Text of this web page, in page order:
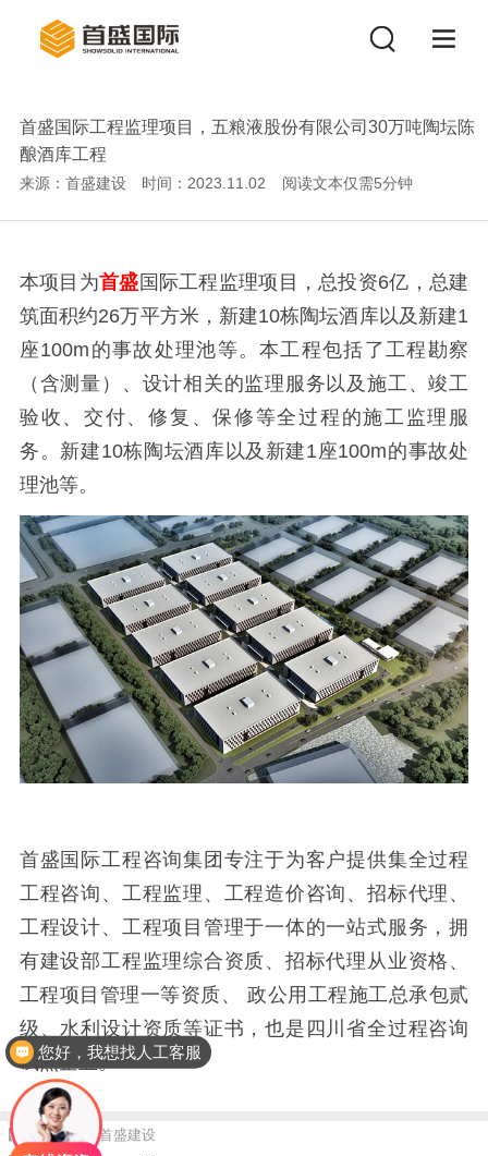
首盛国际工程监理项目，五粮液股份有限公司30万吨陶坛陈
酿酒库工程
来源：首盛建设 时间：2023.11.02 阅读文本仅需5分钟
本项目为首盛国际工程监理项目，总投资6亿，总建
筑面积约26万平方米，新建10栋陶坛酒库以及新建1
座100m的事故处理池等。本工程包括了工程勘察
（含测量）、设计相关的监理服务以及施工、竣工
验收、交付、修复、保修等全过程的施工监理服
务。新建10栋陶坛酒库以及新建1座100m的事故处
理池等。
首盛国际工程咨询集团专注于为客户提供集全过程
工程咨询、工程监理、工程造价咨询、招标代理、
工程设计、工程项目管理于一体的一站式服务，拥
有建设部工程监理综合资质、招标代理从业资格、
工程项目管理一等资质、 政公用工程施工总承包贰
级、水利设计资质等证书，也是四川省全过程咨询
试点企业。
【责任编辑】：首盛建设
您好，我想找人工客服